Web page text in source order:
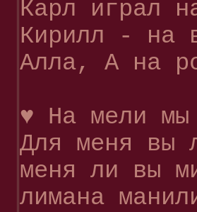
Карл играл
Кирилл - на
Алла, А на
♥ На мели мы
Для меня вы
меня ли вы
лимана